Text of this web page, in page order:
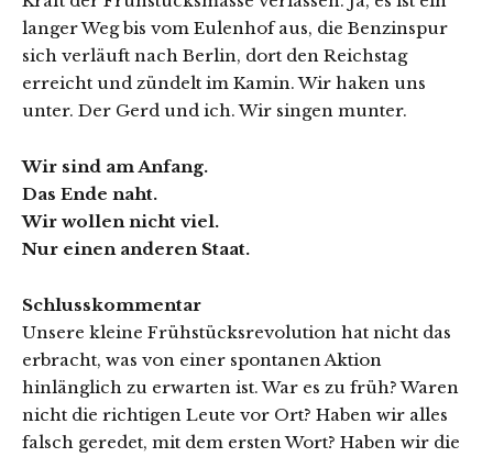
langer Weg bis vom Eulenhof aus, die Benzinspur
sich verläuft nach Berlin, dort den Reichstag
erreicht und zündelt im Kamin. Wir haken uns
unter. Der Gerd und ich. Wir singen munter.
Wir sind am Anfang.
Das Ende naht.
Wir wollen nicht viel.
Nur einen anderen Staat.
Schlusskommentar
Unsere kleine Frühstücksrevolution hat nicht das
erbracht, was von einer spontanen Aktion
hinlänglich zu erwarten ist. War es zu früh? Waren
nicht die richtigen Leute vor Ort? Haben wir alles
falsch geredet, mit dem ersten Wort? Haben wir die